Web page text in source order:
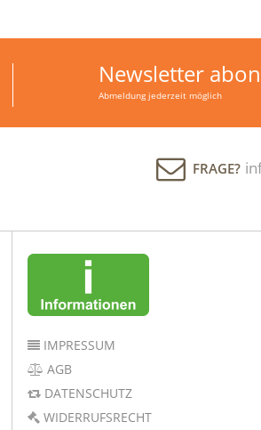
Newsletter
Abmeldung jederzeit möglich
FRAGE?
IMPRESSUM
AGB
DATENSCHUTZ
WIDERRUFSRECHT